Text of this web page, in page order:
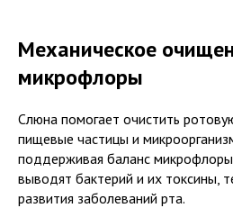
Механическое
микрофлоры
Слюна помогает очистить
пищевые частицы и
поддерживая баланс
выводят бактерий и их токсины,
развития заболеваний рта.